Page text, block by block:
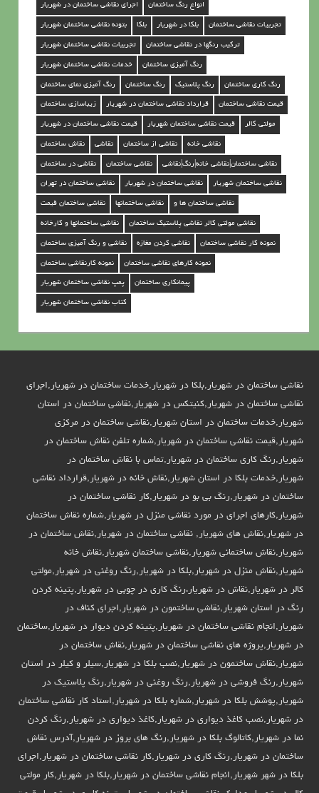
ن
د
ر
اجرای نقاشی ساختمان در شهریار انواع رنگ ساختمان
بتونه نقاشی ساختمان شهریار بلکا بلکا در شهریار تجربیات نقاشی ساختمان
تجربیات نقاشی ساختمان شهریار ترکیب رنگها در نقاشی ساختمان
خدمات نقاشی ساختمان شهریار رنگ آمیزی ساختمان
رنگ آمیزی نمای ساختمان رنگ ساختمان رنگ پلاستیک رنگ کاری ساختمان
زیباسازی ساختمان قرارداد نقاشی ساختمان در شهریار قیمت نقاشی ساختمان
قیمت نقاشی ساختمان در شهریار قیمت نقاشی ساختمان شهریار مولتی کالر
نقاش ساختمان نقاشی نقاشی از ساختمان نقاشی خانه
نقاشی در ساختمان نقاشی ساختمان نقاشی ساختمان|نقاشی خانه|رنگ|نقاشی
نقاشی ساختمان در تهران نقاشی ساختمان در شهریار نقاشی ساختمان شهریار
نقاشی ساختمان قیمت نقاشی ساختمانها نقاشی ساختمان ها و
نقاشی ساختمانها و کارخانه نقاشی مولتی کالر نقاشی پلاستیک ساختمان
نقاشی و رنگ آمیزی ساختمان نقاشی کردن مغازه نمونه کار نقاشی ساختمان
نمونه کارنقاشی ساختمان نمونه کارهای نقاشی ساختمان
پمپ نقاشی ساختمان شهریار پیمانکاری ساختمان
کتاب نقاشی ساختمان شهریار
نقاشی ساختمان در شهریار,بلکا در شهریار,خدمات ساختمان در شهریار,اجرای
نقاشی ساختمان در شهریار,کنیتکس در شهریار,نقاشی ساختمان در استان
شهریار,خدمات ساختمان در استان شهریار,نقاشی ساختمان در مرکزی
شهریار,قیمت نقاشی ساختمان در شهریار,شماره تلفن نقاش ساختمان در
شهریار,رنگ کاری ساختمان در شهریار,تماس با نقاش ساختمان در
شهریار,خدمات بلکا در استان شهریار,نقاش خانه در شهریار,قرارداد نقاشی
ساختمان در شهریار,رنگ بی بو در شهریار,کار نقاشی ساختمان در
شهریار,کارهای اجرای در مورد نقاشی منزل در شهریار,شماره نقاش ساختمان
در شهریار,نقاش های شهریار, نقاشی ساختمان در شهریار,نقاش ساختمان در
شهریار,نقاش ساختمانی شهریار,نقاشی ساختمان شهریار,نقاش خانه
شهریار,نقاش منزل در شهریار,بلکا در شهریار,رنگ روغنی در شهریار,مولتی
کالر در شهریار,نقاش در شهریار،رنگ کاری در چوبی در شهریار,پتینه کردن
رنگ در استان شهریار,نقاشی ساختمون در شهریار,اجرای کناف در
شهریار,انجام نقاشی ساختمان در شهریار,پتینه کردن دیوار در شهریار,ساختمان
در شهریار,پروژه های نقاشی ساختمان در شهریار,نقاش ساختمان در
شهریار,نقاش ساختمون در شهریار,نصب بلکا در شهریار,سیلر و کیلر در استان
شهریار,رنگ فروشی در شهریار,رنگ روغنی در شهریار,رنگ پلاستیک در
شهریار,پوشش بلکا در شهریار,شماره بلکا در شهریار,استاد کار نقاشی ساختمان
در شهریار,نصب کاغذ دیواری در شهریار,کاغذ دیواری در شهریار,رنگ کردن
نما در شهریار,کاتالوگ بلکا در شهریار,رنگ های بروز در شهریار,آدرس نقاش
ساختمان در شهریار,رنگ کاری در شهریار,کار نقاشی ساختمان در شهریار,اجرای
بلکا در شهر شهریار,انجام نقاشی ساختمان در شهریار,بلکا در شهریار,کار مولتی